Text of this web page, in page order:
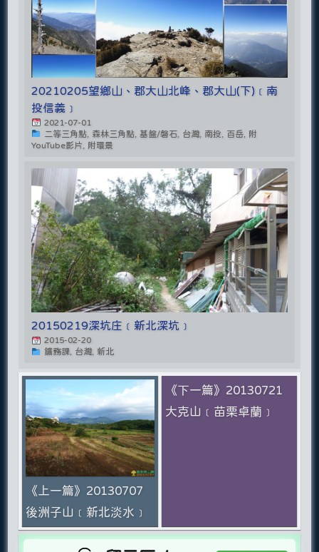
20210205望鄉山、郡大山北峰、郡大山(下)﹝南
投信義﹞
2021-07-01
二等三角點, 森林三角點, 基盤/磐石, 台灣, 南投, 百岳, 附
YouTube影片, 附環景
20150219深坑庄﹝新北深坑﹞
2015-02-20
鑛務課, 台灣, 新北
《上一篇》20130707
後洲子山﹝新北淡水﹞
《下一篇》20130721
大克山﹝苗栗卓蘭﹞